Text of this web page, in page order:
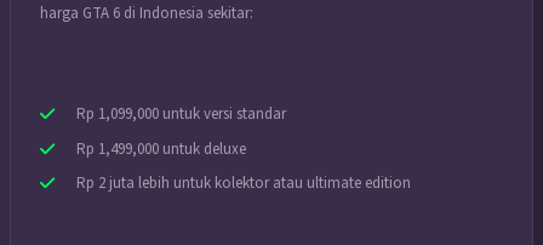
harga GTA 6 di Indonesia sekitar:
Rp 1,099,000 untuk versi standar
Rp 1,499,000 untuk deluxe
Rp 2 juta lebih untuk kolektor atau ultimate edition